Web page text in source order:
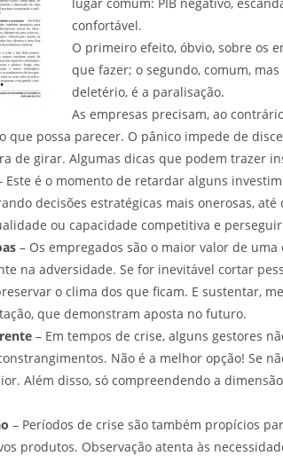
confortável.
O primeiro efeito, óbvio, sobre os
que fazer; o segundo, comum,
deletério, é a paralisação.
As empresas precisam, ao
que possa parecer. O pânico impede de
de girar. Algumas dicas que podem trazer
Este é o momento de retardar alguns
decisões estratégicas mais onerosas,
ou capacidade competitiva e
– Os empregados são o maior valor de
na adversidade. Se for inevitável cortar
o clima dos que ficam. E sustentar,
que demonstram aposta no futuro.
– Em tempos de crise, alguns gestores
Não é a melhor opção! Se
Além disso, só compreendendo a
– Períodos de crise são também propícios
produtos. Observação atenta às